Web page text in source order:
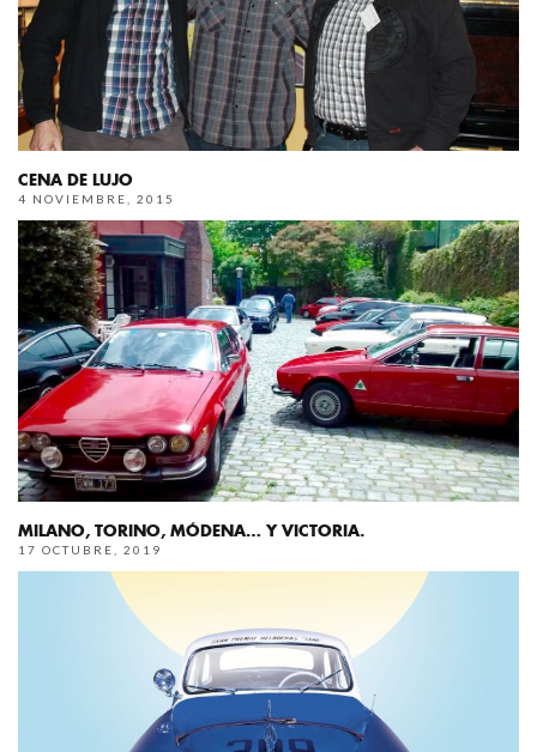
CENA DE LUJO
4 NOVIEMBRE, 2015
MILANO, TORINO, MÓDENA… Y VICTORIA.
17 OCTUBRE, 2019